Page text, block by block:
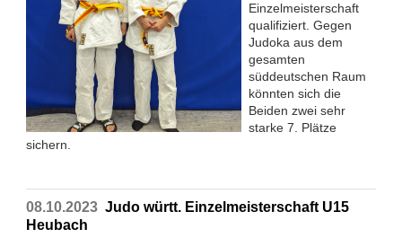
Einzelmeisterschaft
qualifiziert. Gegen
Judoka aus dem
gesamten
süddeutschen Raum
könnten sich die
Beiden zwei sehr
starke 7. Plätze
sichern.
08.10.2023 Judo württ. Einzelmeisterschaft U15
Heubach